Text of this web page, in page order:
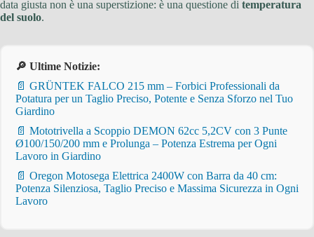
data giusta non è una superstizione: è una questione di temperatura
del suolo.
🔎 Ultime Notizie:
📄 GRÜNTEK FALCO 215 mm – Forbici Professionali da
Potatura per un Taglio Preciso, Potente e Senza Sforzo nel Tuo
Giardino
📄 Mototrivella a Scoppio DEMON 62cc 5,2CV con 3 Punte
Ø100/150/200 mm e Prolunga – Potenza Estrema per Ogni
Lavoro in Giardino
📄 Oregon Motosega Elettrica 2400W con Barra da 40 cm:
Potenza Silenziosa, Taglio Preciso e Massima Sicurezza in Ogni
Lavoro